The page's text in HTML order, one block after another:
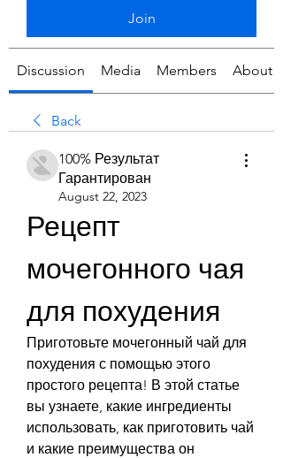
Join
Discussion Media Members About
Back
100% Результат
Гарантирован
August 22, 2023
Рецепт
мочегонного чая
для похудения
Приготовьте мочегонный чай для
похудения с помощью этого
простого рецепта! В этой статье
вы узнаете, какие ингредиенты
использовать, как приготовить чай
и какие преимущества он